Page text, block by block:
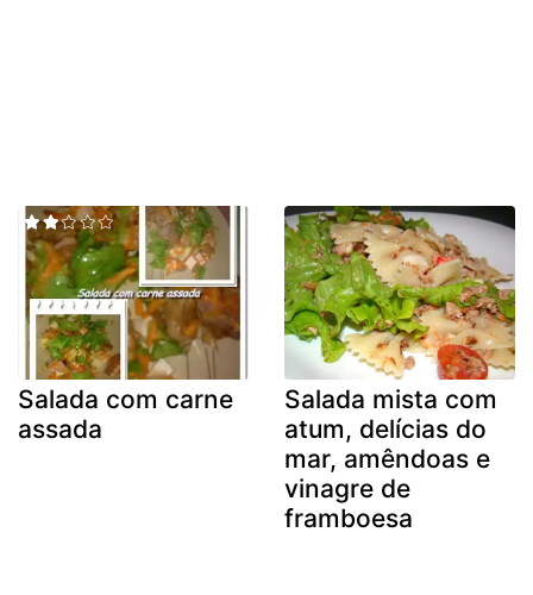
Salada com carne
assada
Salada mista com
atum, delícias do
mar, amêndoas e
vinagre de
framboesa